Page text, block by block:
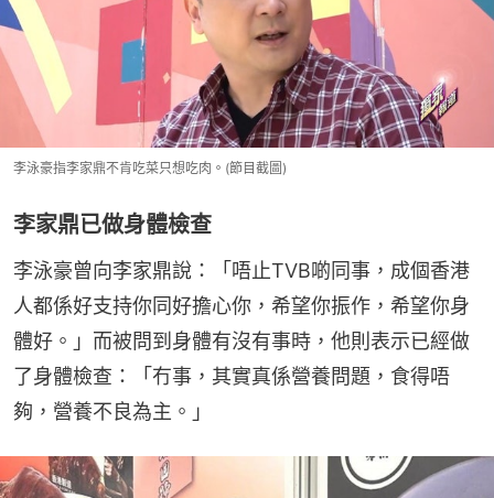
李泳豪指李家鼎不肯吃菜只想吃肉。(節目截圖)
李家鼎已做身體檢查
李泳豪曾向李家鼎說：「唔止TVB啲同事，成個香港
人都係好支持你同好擔心你，希望你振作，希望你身
體好。」而被問到身體有沒有事時，他則表示已經做
了身體檢查：「冇事，其實真係營養問題，食得唔
夠，營養不良為主。」